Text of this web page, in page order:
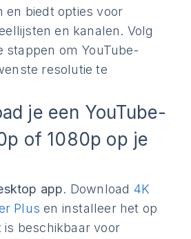
en biedt opties voor
en kanalen. Volg
stappen om YouTube-
resolutie te
je een YouTube-
of 1080p op je
app. Download 4K
Plus en installeer het op
is beschikbaar voor